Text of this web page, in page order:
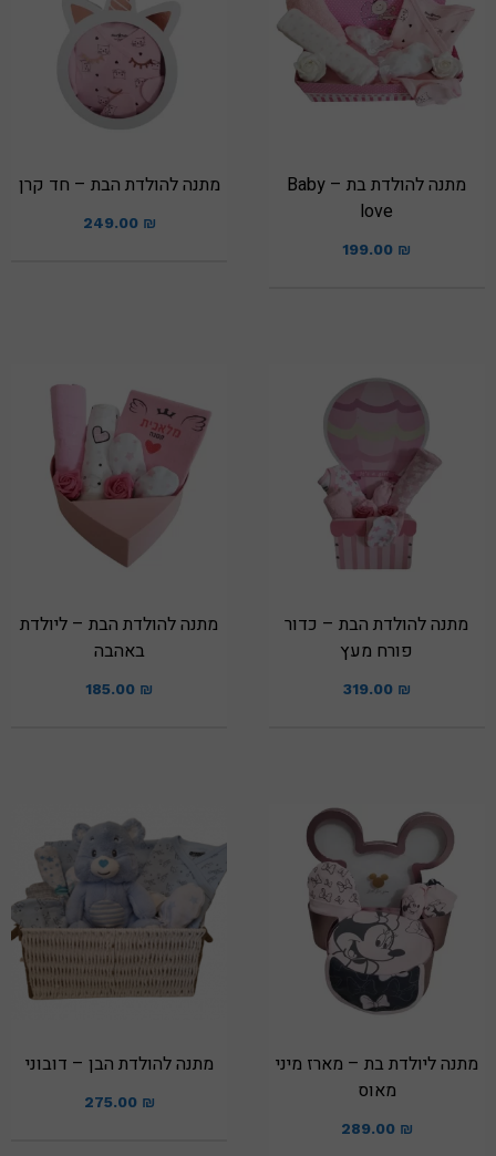
מתנה להולדת בת – Baby
love
199.00 ₪
מתנה להולדת הבת – חד קרן
249.00 ₪
מתנה להולדת הבת – כדור
פורח מעץ
319.00 ₪
מתנה להולדת הבת – ליולדת
באהבה
185.00 ₪
מתנה ליולדת בת – מארז מיני
מאוס
289.00 ₪
מתנה להולדת הבן – דובוני
275.00 ₪